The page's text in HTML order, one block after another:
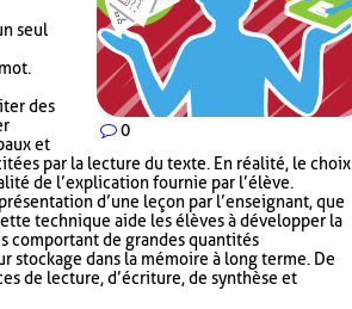
0
seul
des
et
par la lecture du texte. En réalité, le choix
de l’explication fournie par l’élève.
d’une leçon par l’enseignant, que
technique aide les élèves à développer la
comportant de grandes quantités
stockage dans la mémoire à long terme. De
de lecture, d’écriture, de synthèse et